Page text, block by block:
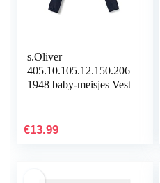
s.Oliver
405.10.105.12.150.206
1948 baby-meisjes Vest
€13.99